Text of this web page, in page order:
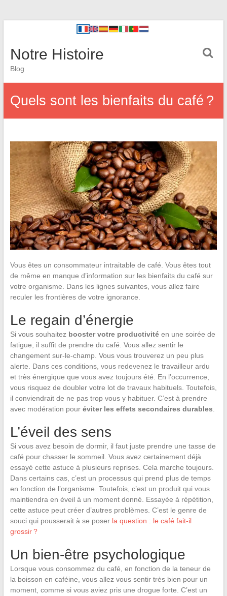
Notre Histoire
Blog
Quels sont les bienfaits du café ?
Vous êtes un consommateur intraitable de café. Vous êtes tout
de même en manque d’information sur les bienfaits du café sur
votre organisme. Dans les lignes suivantes, vous allez faire
reculer les frontières de votre ignorance.
Le regain d’énergie
Si vous souhaitez booster votre productivitéen une soirée de
fatigue, il suffit de prendre du café. Vous allez sentir le
changement sur-le-champ. Vous vous trouverez un peu plus
alerte. Dans ces conditions, vous redevenez le travailleur ardu
et très énergique que vous avez toujours été. En l’occurrence,
vous risquez de doubler votre lot de travaux habituels. Toutefois,
il conviendrait de ne pas trop vous y habituer. C’est à prendre
avec modération pour éviter les effets secondaires durables.
L’éveil des sens
Si vous avez besoin de dormir, il faut juste prendre une tasse de
café pour chasser le sommeil. Vous avez certainement déjà
essayé cette astuce à plusieurs reprises. Cela marche toujours.
Dans certains cas, c’est un processus qui prend plus de temps
en fonction de l’organisme. Toutefois, c’est un produit qui vous
maintiendra en éveil à un moment donné. Essayée à répétition,
cette astuce peut créer d’autres problèmes. C’est le genre de
souci qui pousserait à se poser la question : le café fait-il
grossir ?
Un bien-être psychologique
Lorsque vous consommez du café, en fonction de la teneur de
la boisson en caféine, vous allez vous sentir très bien pour un
moment, comme si vous aviez pris une drogue forte. C’est un